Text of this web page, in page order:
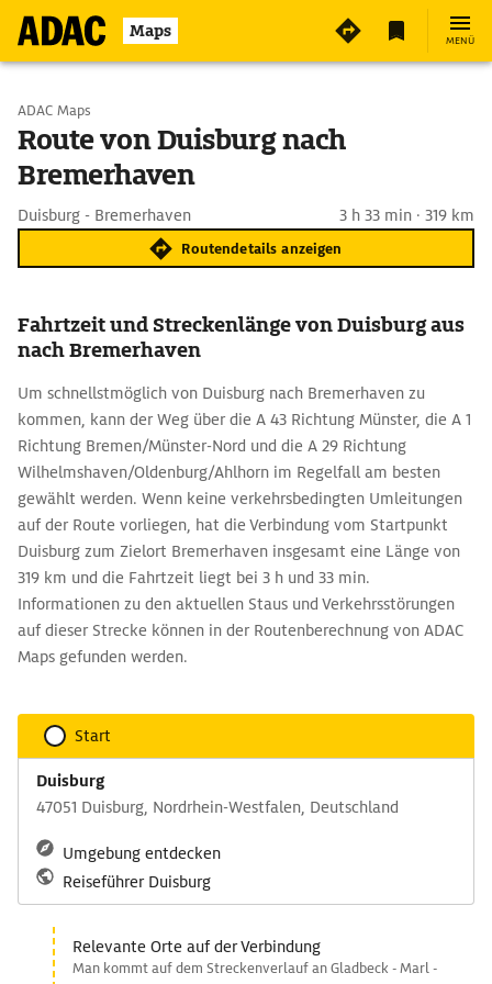
Maps MENÜ
Start wählen
Ziel eingeben
ADAC Maps
Route von Duisburg nach
Bremerhaven
Duisburg - Bremerhaven 3 h 33 min · 319 km
Routendetails anzeigen
Fahrtzeit und Streckenlänge von Duisburg aus
nach Bremerhaven
Um schnellstmöglich von Duisburg nach Bremerhaven zu
kommen, kann der Weg über die A 43 Richtung Münster, die A 1
Richtung Bremen/Münster-Nord und die A 29 Richtung
Wilhelmshaven/Oldenburg/Ahlhorn im Regelfall am besten
gewählt werden. Wenn keine verkehrsbedingten Umleitungen
auf der Route vorliegen, hat die Verbindung vom Startpunkt
Duisburg zum Zielort Bremerhaven insgesamt eine Länge von
319 km und die Fahrtzeit liegt bei 3 h und 33 min.
Informationen zu den aktuellen Staus und Verkehrsstörungen
auf dieser Strecke können in der Routenberechnung von ADAC
Maps gefunden werden.
Start
Duisburg
47051 Duisburg, Nordrhein-Westfalen, Deutschland
Umgebung entdecken
Reiseführer Duisburg
Relevante Orte auf der Verbindung
Man kommt auf dem Streckenverlauf an Gladbeck - Marl -